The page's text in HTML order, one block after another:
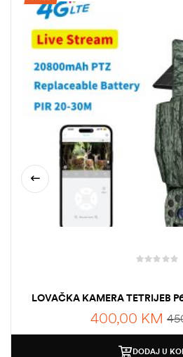
LOVAČKA KAMERA TETRIJEB
400,00 KM
DODAJ U